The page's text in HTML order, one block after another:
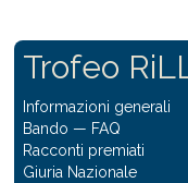
Trofeo
Informazioni generali
Bando — FAQ
Racconti premiati
Giuria Nazionale